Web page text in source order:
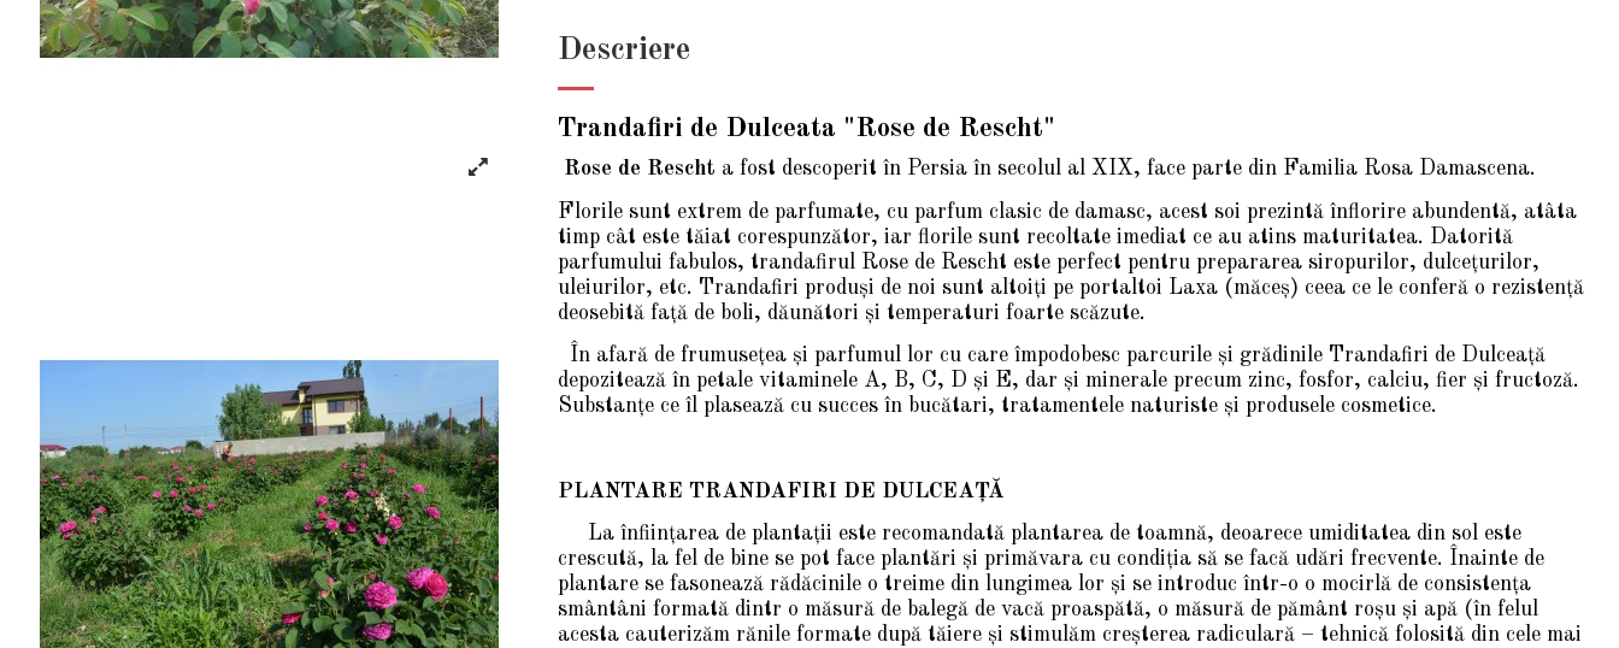
Descriere
Trandafiri de Dulceata "Rose de Rescht"
Rose de Rescht a fost descoperit în Persia în secolul al XIX, face parte din Familia Rosa Damascena.
Florile sunt extrem de parfumate, cu parfum clasic de damasc, acest soi prezintă înflorire abundentă, atâta
timp cât este tăiat corespunzător, iar florile sunt recoltate imediat ce au atins maturitatea. Datorită
parfumului fabulos, trandafirul Rose de Rescht este perfect pentru prepararea siropurilor, dulceţurilor,
uleiurilor, etc. Trandafiri produşi de noi sunt altoiţi pe portaltoi Laxa (măceş) ceea ce le conferă o rezistenţă
deosebită faţă de boli, dăunători şi temperaturi foarte scăzute.
În afară de frumuseţea şi parfumul lor cu care împodobesc parcurile şi grădinile Trandafiri de Dulceaţă
depozitează în petale vitaminele A, B, C, D şi E, dar şi minerale precum zinc, fosfor, calciu, fier şi fructoză.
Substanţe ce îl plasează cu succes în bucătari, tratamentele naturiste şi produsele cosmetice.
PLANTARE TRANDAFIRI DE DULCEAŢĂ
La înfiinţarea de plantaţii este recomandată plantarea de toamnă, deoarece umiditatea din sol este
crescută, la fel de bine se pot face plantări şi primăvara cu condiţia să se facă udări frecvente. Înainte de
plantare se fasonează rădăcinile o treime din lungimea lor şi se introduc într-o o mocirlă de consistenţa
smântâni formată dintr o măsură de balegă de vacă proaspătă, o măsură de pământ roşu şi apă (în felul
acesta cauterizăm rănile formate după tăiere şi stimulăm creşterea radiculară – tehnică folosită din cele mai